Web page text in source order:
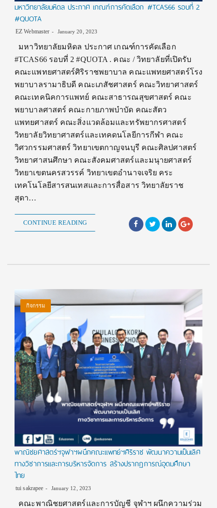
มหาวิทยาลัยมหิดล ประกาศ เกณฑ์การคัดเลือก #TCAS66 รอบที่ 2
#QUOTA
EZ Webmaster January 20, 2023
มหาวิทยาลัยมหิดล ประกาศ เกณฑ์การคัดเลือก
#TCAS66 รอบที่ 2 #QUOTA . คณะ / วิทยาลัยที่เปิดรับ
คณะแพทยศาสตร์ศิริราชพยาบาล คณะแพทยศาสตร์โรง
พยาบาลรามาธิบดี คณะเภสัชศาสตร์ คณะวิทยาศาสตร์
คณะเทคนิคการแพทย์ คณะสาธารณสุขศาสตร์ คณะ
พยาบาลศาสตร์ คณะกายภาพบำบัด คณะสัตว
แพทยศาสตร์ คณะสิ่งแวดล้อมและทรัพยากรศาสตร์
วิทยาลัยวิทยาศาสตร์และเทคดนโลยีการกีฬา คณะ
วิศวกรรมศาสตร์ วิทยาเขตกาญจนบุรี คณะศิลปศาสตร์
วิทยาศาสนศึกษา คณะสังคมศาสตร์และมนุายศาสตร์
วิทยาเขตนครสวรรค์ วิทยาเขตอำนาจเจริย คระ
เทคโนโลยีสารสนเทสและการสื่อสาร วิทยาลัยราช
สุดา…
CONTINUE READING
กิจกรรม
พาณิชยศาสตร์ฯจุฬาฯผนึกคณะแพทย์ฯศิริราช พัฒนาความเป็นเลิศ
ทางวิชาการและการบริหารจัดการ สร้างปรากฏการณ์อุดมศึกษา
ไทย
tui sakrapee January 12, 2023
คณะพาณิชยศาสตร์และการบัญชี จุฬาฯ ผนึกความร่วม